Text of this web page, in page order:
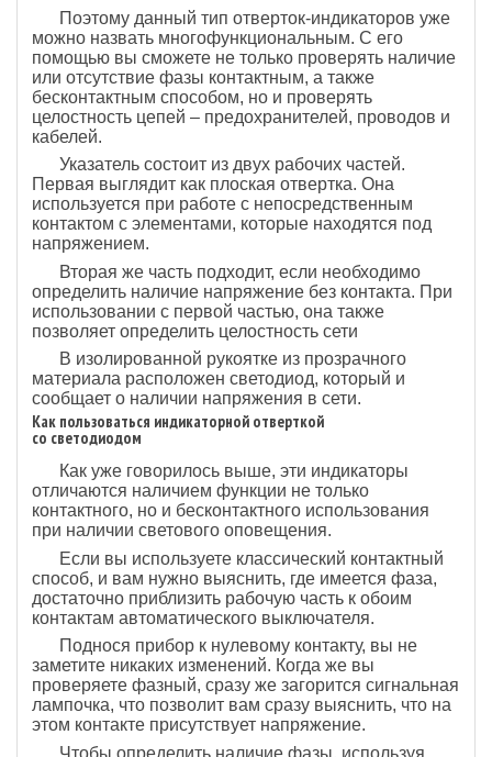
Поэтому данный тип отверток-индикаторов уже
можно назвать многофункциональным. С его
помощью вы сможете не только проверять наличие
или отсутствие фазы контактным, а также
бесконтактным способом, но и проверять
целостность цепей – предохранителей, проводов и
кабелей.
Указатель состоит из двух рабочих частей.
Первая выглядит как плоская отвертка. Она
используется при работе с непосредственным
контактом с элементами, которые находятся под
напряжением.
Вторая же часть подходит, если необходимо
определить наличие напряжение без контакта. При
использовании с первой частью, она также
позволяет определить целостность сети
В изолированной рукоятке из прозрачного
материала расположен светодиод, который и
сообщает о наличии напряжения в сети.
Как пользоваться индикаторной отверткой
со светодиодом
Как уже говорилось выше, эти индикаторы
отличаются наличием функции не только
контактного, но и бесконтактного использования
при наличии светового оповещения.
Если вы используете классический контактный
способ, и вам нужно выяснить, где имеется фаза,
достаточно приблизить рабочую часть к обоим
контактам автоматического выключателя.
Поднося прибор к нулевому контакту, вы не
заметите никаких изменений. Когда же вы
проверяете фазный, сразу же загорится сигнальная
лампочка, что позволит вам сразу выяснить, что на
этом контакте присутствует напряжение.
Чтобы определить наличие фазы, используя